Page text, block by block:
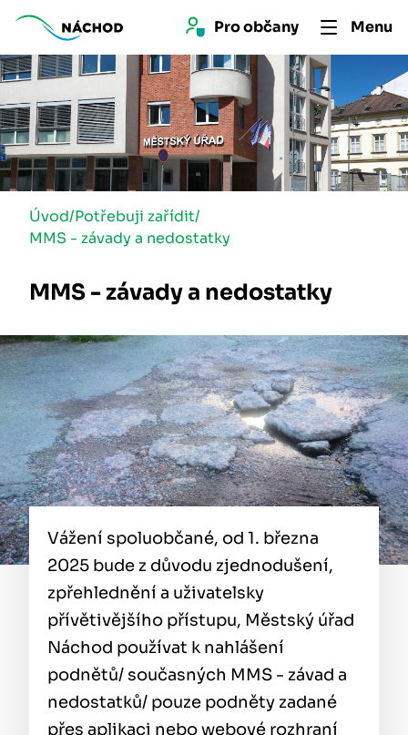
Pro občany Menu
Úvod/Potřebuji zařídit/
MMS - závady a nedostatky
MMS - závady a nedostatky
Vážení spoluobčané, od 1. března
2025 bude z důvodu zjednodušení,
zpřehlednění a uživatelsky
přívětivějšího přístupu, Městský úřad
Náchod používat k nahlášení
podnětů/ současných MMS - závad a
nedostatků/ pouze podněty zadané
přes aplikaci nebo webové rozhraní